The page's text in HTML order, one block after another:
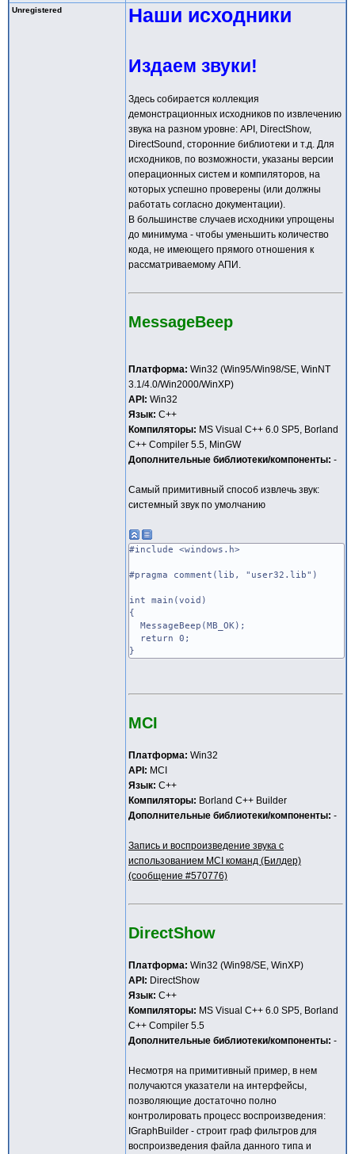
Unregistered Наши исходники
Издаем звуки!
Здесь собирается коллекция
демонстрационных исходников по извлечению
звука на разном уровне: API, DirectShow,
DirectSound, сторонние библиотеки и т.д. Для
исходников, по возможности, указаны версии
операционных систем и компиляторов, на
которых успешно проверены (или должны
работать согласно документации).
В большинстве случаев исходники упрощены
до минимума - чтобы уменьшить количество
кода, не имеющего прямого отношения к
рассматриваемому АПИ.
MessageBeep
Платформа: Win32 (Win95/Win98/SE, WinNT
3.1/4.0/Win2000/WinXP)
API: Win32
Язык: C++
Компиляторы: MS Visual C++ 6.0 SP5, Borland
C++ Compiler 5.5, MinGW
Дополнительные библиотеки/компоненты: -
Самый примитивный способ извлечь звук:
системный звук по умолчанию
#include <windows.h>
#pragma comment(lib, "user32.lib")
int main(void)
{
MessageBeep(MB_OK);
return 0;
}
MCI
Платформа: Win32
API: MCI
Язык: C++
Компиляторы: Borland C++ Builder
Дополнительные библиотеки/компоненты: -
Запись и воспроизведение звука с
использованием MCI команд (Билдер)
(сообщение #570776)
DirectShow
Платформа: Win32 (Win98/SE, WinXP)
API: DirectShow
Язык: C++
Компиляторы: MS Visual C++ 6.0 SP5, Borland
C++ Compiler 5.5
Дополнительные библиотеки/компоненты: -
Несмотря на примитивный пример, в нем
получаются указатели на интерфейсы,
позволяющие достаточно полно
контролировать процесс воспроизведения:
IGraphBuilder - строит граф фильтров для
воспроизведения файла данного типа и